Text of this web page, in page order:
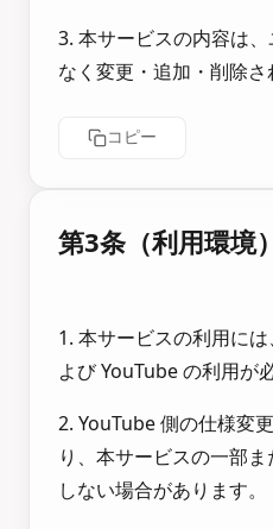
3. 本サービスの内容は
なく変更・追加・削除さ
コピー
第3条（利用環境）
1. 本サービスの利用に
よび YouTube の利用が
2. YouTube 側の仕様変
り、本サービスの一部
しない場合があります。